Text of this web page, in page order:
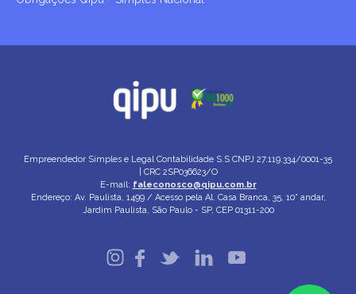
Empreendedor Simples e Legal Contabilidade S.S CNPJ 27.119.334/0001-35
| CRC 2SP036623/O
E-mail: faleconosco@qipu.com.br
Endereço: Av. Paulista, 1499 / Acesso pela Al. Casa Branca, 35, 10° andar,
Jardim Paulista, São Paulo - SP, CEP 01311-200